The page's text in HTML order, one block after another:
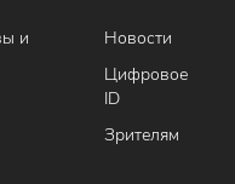
и
Новости
Цифровое
ID
Зрителям